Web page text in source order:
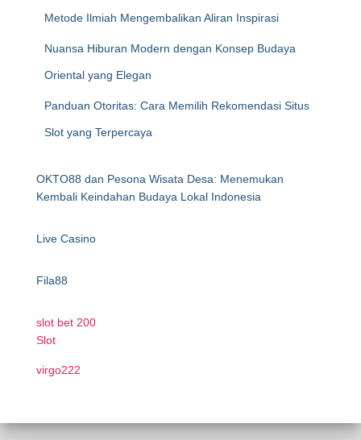
Metode Ilmiah Mengembalikan Aliran Inspirasi
Nuansa Hiburan Modern dengan Konsep Budaya
Oriental yang Elegan
Panduan Otoritas: Cara Memilih Rekomendasi Situs
Slot yang Terpercaya
OKTO88 dan Pesona Wisata Desa: Menemukan
Kembali Keindahan Budaya Lokal Indonesia
Live Casino
Fila88
slot bet 200
Slot
virgo222